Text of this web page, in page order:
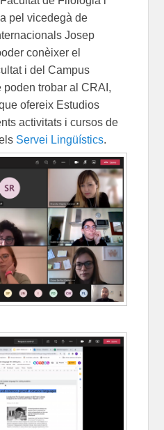
pel vicedegà de
Josep
conèixer el
i del Campus
trobar al CRAI,
ofereix Estudios
activitats i cursos de
Servei Lingüístics.